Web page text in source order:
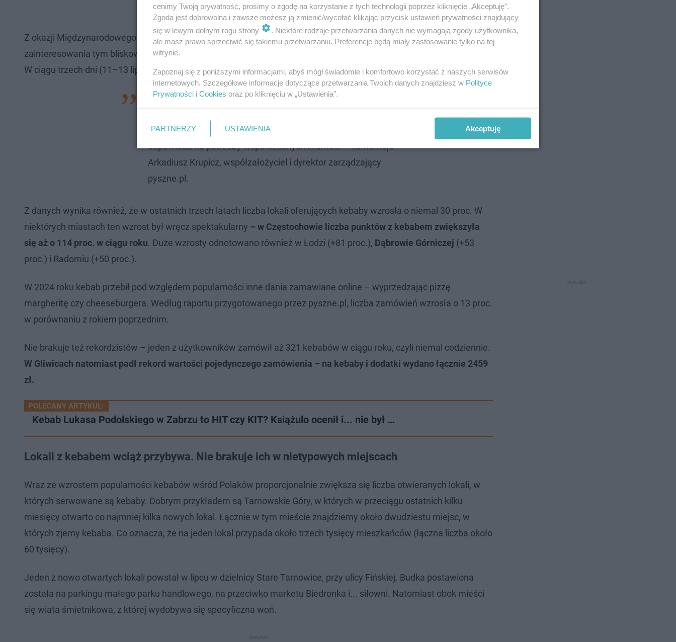
Z okazji Międzynarodowego Dnia Kebaba, przypadającego na 11 lipca, odnotowano znaczący wzrost
zainteresowania tym bliskowschodnim daniem – liczba zamówień była aż o 31 proc. wyższa niż miesiąc wcześniej.
W ciągu trzech dni (11–13 lipca) użytkownicy platformy pyszne.pl złożyli ponad 50 tysięcy zamówień na kebaba.
– Siłą kebaba jest jego dostępność – to danie przystępne
grono konsumentów. W połączeniu z wygodną dostawą
odpowiada na potrzeby współczesnych klientów – komentuje
Arkadiusz Krupicz, współzałożyciel i dyrektor zarządzający
pyszne.pl.
Z danych wynika również, że w ostatnich trzech latach liczba lokali oferujących kebaby wzrosła o niemal 30 proc. W
niektórych miastach ten wzrost był wręcz spektakularny – w Częstochowie liczba punktów z kebabem zwiększyła
się aż o 114 proc. w ciągu roku. Duże wzrosty odnotowano również w Łodzi (+81 proc.), Dąbrowie Górniczej (+53
proc.) i Radomiu (+50 proc.).
W 2024 roku kebab przebił pod względem popularności inne dania zamawiane online – wyprzedzając pizzę
margheritę czy cheeseburgera. Według raportu przygotowanego przez pyszne.pl, liczba zamówień wzrosła o 13 proc.
w porównaniu z rokiem poprzednim.
Nie brakuje też rekordzistów – jeden z użytkowników zamówił aż 321 kebabów w ciągu roku, czyli niemal codziennie.
W Gliwicach natomiast padł rekord wartości pojedynczego zamówienia – na kebaby i dodatki wydano łącznie 2459
zł.
POLECANY ARTYKUŁ:
Kebab Lukasa Podolskiego w Zabrzu to HIT czy KIT? Książulo ocenił i... nie był …
Lokali z kebabem wciąż przybywa. Nie brakuje ich w nietypowych miejscach
Wraz ze wzrostem popularności kebabów wśród Polaków proporcjonalnie zwiększa się liczba otwieranych lokali, w
których serwowane są kebaby. Dobrym przykładem są Tarnowskie Góry, w których w przeciągu ostatnich kilku
miesięcy otwarto co najmniej kilka nowych lokal. Łącznie w tym mieście znajdziemy około dwudziestu miejsc, w
których zjemy kebaba. Co oznacza, że na jeden lokal przypada około trzech tysięcy mieszkańców (łączna liczba około
60 tysięcy).
Jeden z nowo otwartych lokali powstał w lipcu w dzielnicy Stare Tarnowice, przy ulicy Fińskiej. Budka postawiona
została na parkingu małego parku handlowego, na przeciwko marketu Biedronka i... siłowni. Natomiast obok mieści
się wiata śmietnikowa, z której wydobywa się specyficzna woń.
cenimy Twoją prywatność, prosimy o zgodę na korzystanie z tych technologii poprzez kliknięcie „Akceptuję”.
Zgoda jest dobrowolna i zawsze możesz ją zmienić/wycofać klikając przycisk ustawień prywatności znajdujący
się w lewym dolnym rogu strony
. Niektóre rodzaje przetwarzania danych nie wymagają zgody użytkownika,
ale masz prawo sprzeciwić się takiemu przetwarzaniu. Preferencje będą miały zastosowanie tylko na tej
witrynie.
Zapoznaj się z poniższymi informacjami, abyś mógł świadomie i komfortowo korzystać z naszych serwisów
internetowych. Szczegółowe informacje dotyczące przetwarzania Twoich danych znajdziesz w Polityce
Prywatności i Cookies oraz po kliknięciu w „Ustawienia”.
PARTNERZY USTAWIENIA Akceptuję